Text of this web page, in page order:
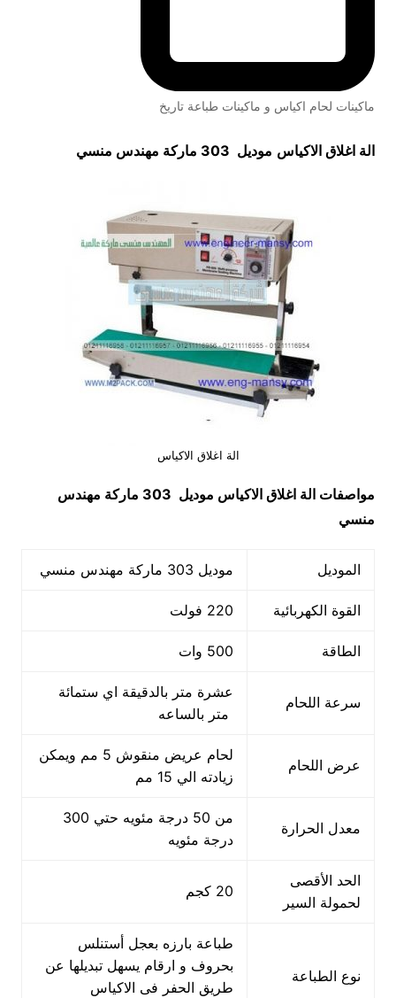
ماكينات لحام اكياس و ماكينات طباعة تاريخ
الة اغلاق الاكياس موديل 303 ماركة مهندس منسي
الة اغلاق الاكياس
مواصفات الة اغلاق الاكياس
موديل 303 ماركة مهندس
منسي
الموديل موديل 303 ماركة مهندس منسي
القوة الكهربائية 220 فولت
الطاقة 500 وات
سرعة اللحام
عشرة متر بالدقيقة اي ستمائة
متر بالساعه
عرض اللحام
لحام عريض منقوش 5 مم ويمكن
زيادته الي 15 مم
معدل الحرارة
من 50 درجة مئويه حتي 300
درجة مئويه
الحد الأقصى
لحمولة السير
20 كجم
نوع الطباعة
طباعة بارزه بعجل أستنلس
بحروف و ارقام يسهل تبديلها عن
طريق الحفر فى الاكياس